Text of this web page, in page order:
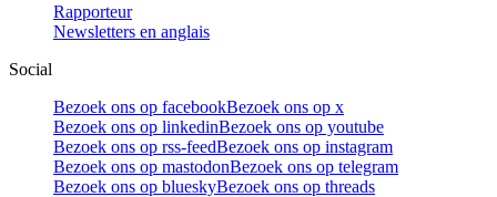
Rapporteur
Newsletters en anglais
Social
Bezoek ons op facebookBezoek ons op x
Bezoek ons op linkedinBezoek ons op youtube
Bezoek ons op rss-feedBezoek ons op instagram
Bezoek ons op mastodonBezoek ons op telegram
Bezoek ons op blueskyBezoek ons op threads